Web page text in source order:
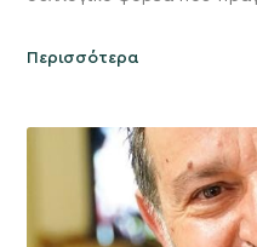
Περισσότερα